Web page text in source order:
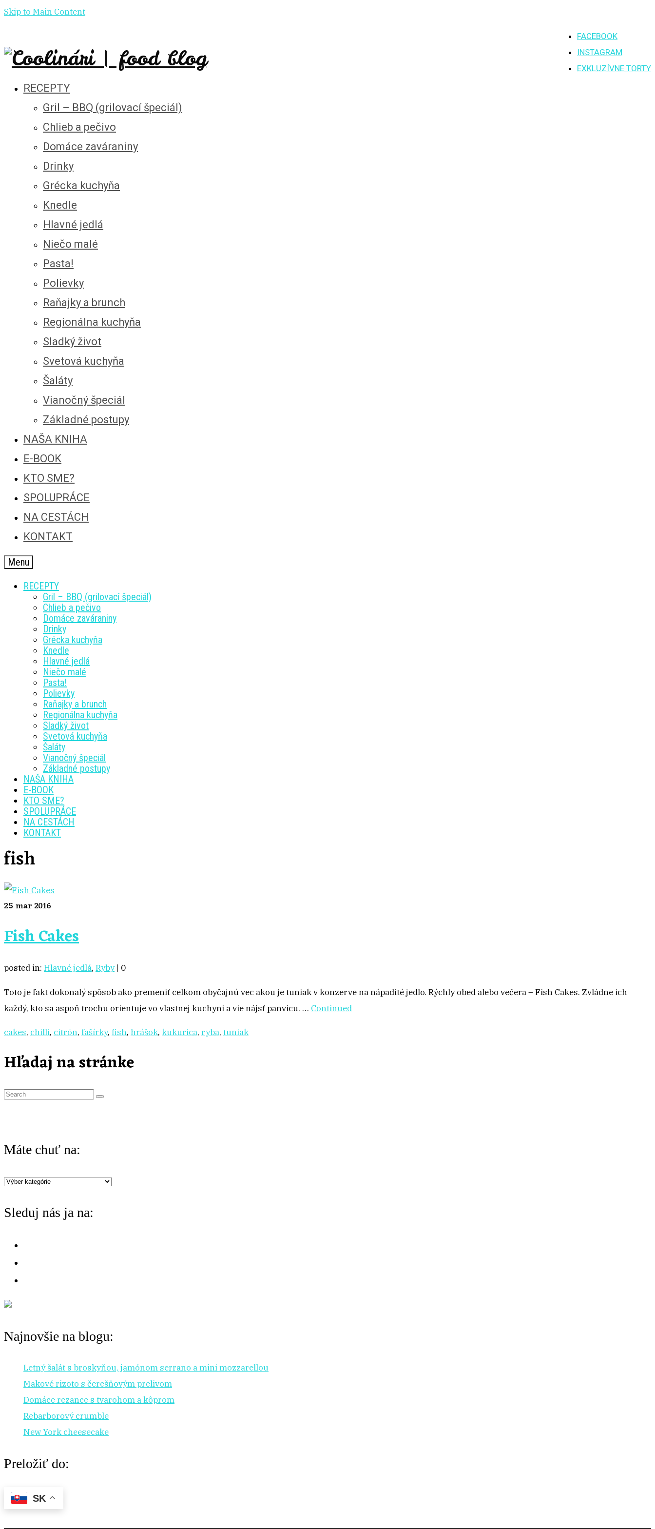
Skip to Main Content
FACEBOOK
INSTAGRAM
EXKLUZÍVNE TORTY
RECEPTY
Gril – BBQ (grilovací špeciál)
Chlieb a pečivo
Domáce zaváraniny
Drinky
Grécka kuchyňa
Knedle
Hlavné jedlá
Niečo malé
Pasta!
Polievky
Raňajky a brunch
Regionálna kuchyňa
Sladký život
Svetová kuchyňa
Šaláty
Vianočný špeciál
Základné postupy
NAŠA KNIHA
E-BOOK
KTO SME?
SPOLUPRÁCE
NA CESTÁCH
KONTAKT
Menu
RECEPTY
Gril – BBQ (grilovací špeciál)
Chlieb a pečivo
Domáce zaváraniny
Drinky
Grécka kuchyňa
Knedle
Hlavné jedlá
Niečo malé
Pasta!
Polievky
Raňajky a brunch
Regionálna kuchyňa
Sladký život
Svetová kuchyňa
Šaláty
Vianočný špeciál
Základné postupy
NAŠA KNIHA
E-BOOK
KTO SME?
SPOLUPRÁCE
NA CESTÁCH
KONTAKT
fish
25 mar 2016
Fish Cakes
posted in: Hlavné jedlá, Ryby | 0
Toto je fakt dokonalý spôsob ako premeniť celkom obyčajnú vec akou je tuniak v konzerve na nápadité jedlo. Rýchly obed alebo večera – Fish Cakes. Zvládne ich
každý, kto sa aspoň trochu orientuje vo vlastnej kuchyni a vie nájsť panvicu. … Continued
cakes, chilli, citrón, fašírky, fish, hrášok, kukurica, ryba, tuniak
Hľadaj na stránke
S
c
f
o
Máte chuť na:
Máte
na:
Sleduj nás ja na:
Najnovšie na blogu:
Letný šalát s broskyňou, jamónom serrano a mini mozzarellou
Makové rizoto s čerešňovým prelivom
Domáce rezance s tvarohom a kôprom
Rebarborový crumble
New York cheesecake
Preložiť do:
SK